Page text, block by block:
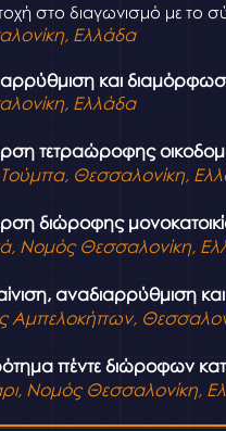
στο διαγωνισμό με το
Ελλάδα
και
Ελλάδα
τετραώροφης
Θεσσαλονίκη,
διώροφης
Νομός Θεσσαλονίκη,
αναδιαρρύθμιση
Αμπελοκήπων,
πέντε διώροφων
Νομός Θεσσαλονίκη,